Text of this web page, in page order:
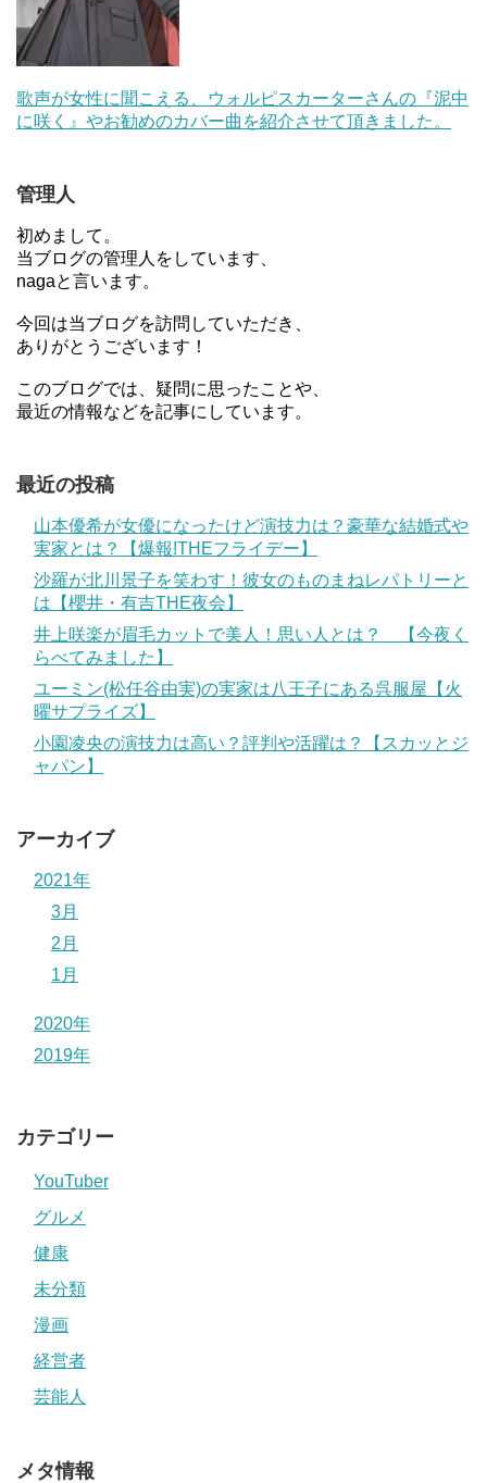
歌声が女性に聞こえる、ウォルピスカーターさんの『泥中
に咲く』やお勧めのカバー曲を紹介させて頂きました。
管理人
初めまして。
当ブログの管理人をしています、
nagaと言います。
今回は当ブログを訪問していただき、
ありがとうございます！
このブログでは、疑問に思ったことや、
最近の情報などを記事にしています。
最近の投稿
山本優希が女優になったけど演技力は？豪華な結婚式や
実家とは？【爆報!THEフライデー】
沙羅が北川景子を笑わす！彼女のものまねレパトリーと
は【櫻井・有吉THE夜会】
井上咲楽が眉毛カットで美人！思い人とは？ 【今夜く
らべてみました】
ユーミン(松任谷由実)の実家は八王子にある呉服屋【火
曜サプライズ】
小園凌央の演技力は高い？評判や活躍は？【スカッとジ
ャパン】
アーカイブ
2021年
3月
2月
1月
2020年
2019年
カテゴリー
YouTuber
グルメ
健康
未分類
漫画
経営者
芸能人
メタ情報